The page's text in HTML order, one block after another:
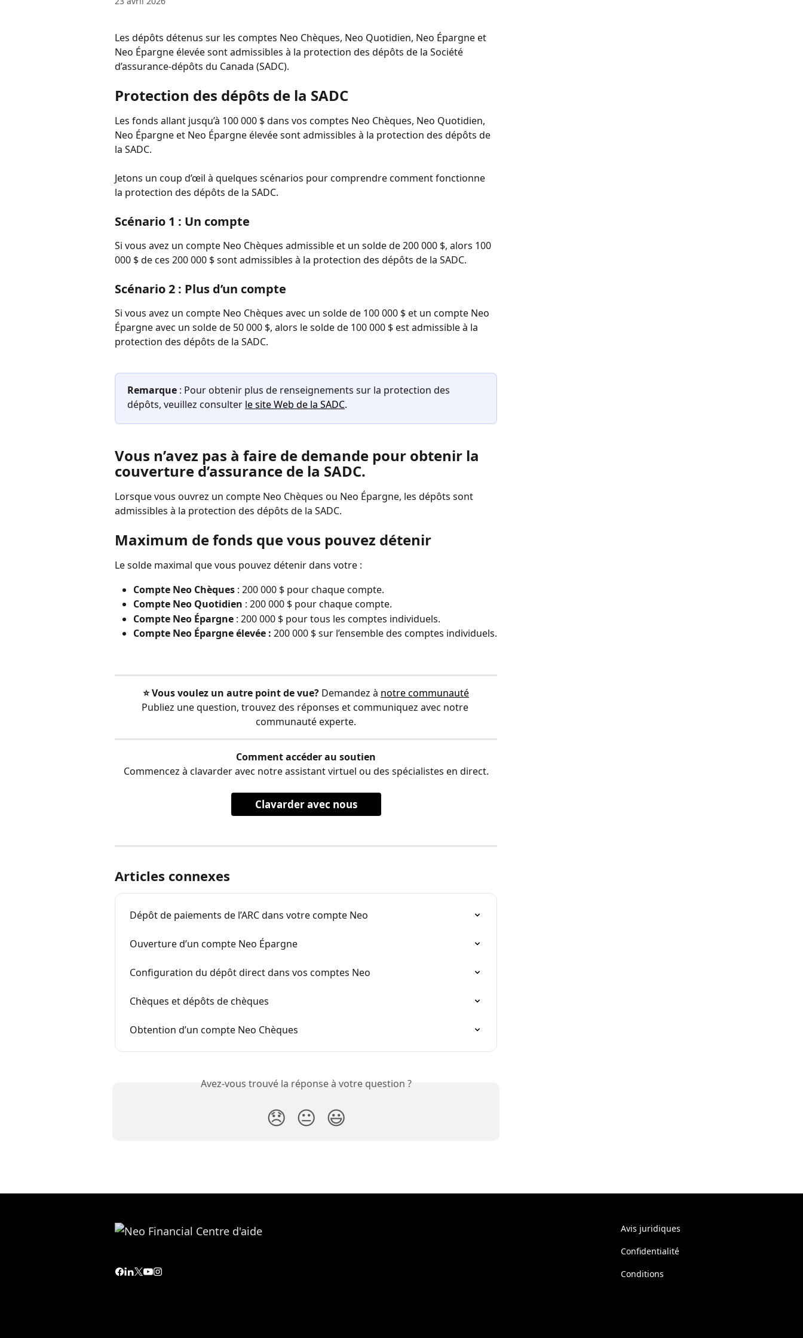
Les dépôts détenus sur les comptes Neo Chèques, Neo Quotidien, Neo Épargne et
Neo Épargne élevée sont admissibles à la protection des dépôts de la Société
d’assurance-dépôts du Canada (SADC).
Protection des dépôts de la SADC
Les fonds allant jusqu’à 100 000 $ dans vos comptes Neo Chèques, Neo Quotidien,
Neo Épargne et Neo Épargne élevée sont admissibles à la protection des dépôts de
la SADC.
Jetons un coup d’œil à quelques scénarios pour comprendre comment fonctionne
la protection des dépôts de la SADC.
Scénario 1 : Un compte
Si vous avez un compte Neo Chèques admissible et un solde de 200 000 $, alors 100
000 $ de ces 200 000 $ sont admissibles à la protection des dépôts de la SADC.
Scénario 2 : Plus d’un compte
Si vous avez un compte Neo Chèques avec un solde de 100 000 $ et un compte Neo
Épargne avec un solde de 50 000 $, alors le solde de 100 000 $ est admissible à la
protection des dépôts de la SADC.
Remarque : Pour obtenir plus de renseignements sur la protection des
dépôts, veuillez consulter le site Web de la SADC.
Vous n’avez pas à faire de demande pour obtenir la
couverture d’assurance de la SADC.
Lorsque vous ouvrez un compte Neo Chèques ou Neo Épargne, les dépôts sont
admissibles à la protection des dépôts de la SADC.
Maximum de fonds que vous pouvez détenir
Le solde maximal que vous pouvez détenir dans votre :
Compte Neo Chèques : 200 000 $ pour chaque compte.
Compte Neo Quotidien : 200 000 $ pour chaque compte.
Compte Neo Épargne : 200 000 $ pour tous les comptes individuels.
Compte Neo Épargne élevée : 200 000 $ sur l’ensemble des comptes individuels.
⭐️ Vous voulez un autre point de vue? Demandez à notre communauté
Publiez une question, trouvez des réponses et communiquez avec notre
communauté experte.
Comment accéder au soutien
Commencez à clavarder avec notre assistant virtuel ou des spécialistes en direct.
Clavarder avec nous
Articles connexes
Dépôt de paiements de l’ARC dans votre compte Neo
Ouverture d’un compte Neo Épargne
Configuration du dépôt direct dans vos comptes Neo
Chèques et dépôts de chèques
Obtention d’un compte Neo Chèques
Avez-vous trouvé la réponse à votre question ?
😞 😐 😃
Avis juridiques
Confidentialité
Conditions